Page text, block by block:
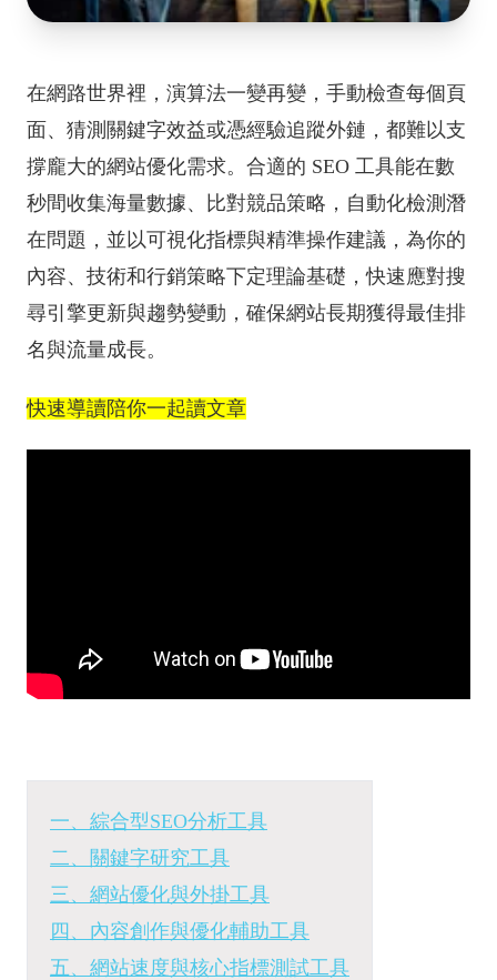
在網路世界裡，演算法一變再變，手動檢查每個頁
面、猜測關鍵字效益或憑經驗追蹤外鏈，都難以支
撐龐大的網站優化需求。合適的 SEO 工具能在數
秒間收集海量數據、比對競品策略，自動化檢測潛
在問題，並以可視化指標與精準操作建議，為你的
內容、技術和行銷策略下定理論基礎，快速應對搜
尋引擎更新與趨勢變動，確保網站長期獲得最佳排
名與流量成長。
快速導讀陪你一起讀文章
一、綜合型SEO分析工具
二、關鍵字研究工具
三、網站優化與外掛工具
四、內容創作與優化輔助工具
五、網站速度與核心指標測試工具